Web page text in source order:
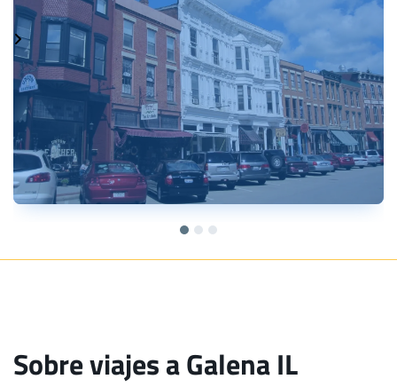
Sobre viajes a Galena IL